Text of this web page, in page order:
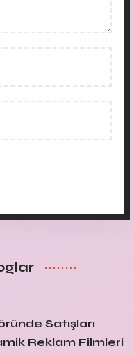
Satışları
Reklam Filmleri